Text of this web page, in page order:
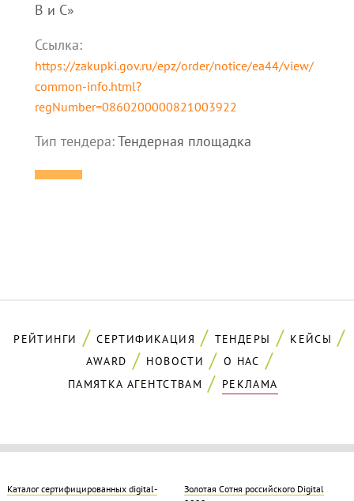
В и С»
Ссылка:
https://zakupki.gov.ru/epz/order/notice/ea44/view/
common-info.html?
regNumber=0860200000821003922
Тип тендера:Тендерная площадка
РЕЙТИНГИ СЕРТИФИКАЦИЯ ТЕНДЕРЫ
КЕЙСЫ
AWARD
НОВОСТИ
О НАС
ПАМЯТКА АГЕНТСТВАМ
РЕКЛАМА
Каталог сертифицированных digital-
Золотая Cотня российского Digital